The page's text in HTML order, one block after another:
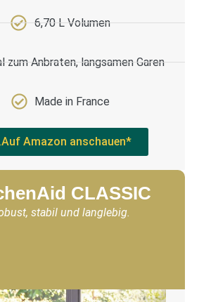
6,70 L Volumen
zum Anbraten, langsamen Garen
Made in France
Auf Amazon anschauen*
CLASSIC
stabil und langlebig.